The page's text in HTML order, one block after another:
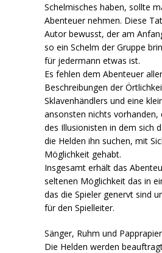
Schelmisches haben, sollte
Abenteuer nehmen. Diese
Autor bewusst, der am
so ein Schelm der Gruppe
für jedermann etwas ist.
Es fehlen dem Abenteuer
Beschreibungen der
Sklavenhändlers und eine
ansonsten nichts
des Illusionisten in dem sich
die Helden ihn suchen, mit
Möglichkeit gehabt.
Insgesamt erhält das
seltenen Möglichkeit das in
das die Spieler genervt sind
für den Spielleiter.
Sänger, Ruhm und
Die Helden werden